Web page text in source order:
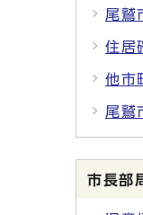
尾鷲
住居
他市
尾鷲
市長部